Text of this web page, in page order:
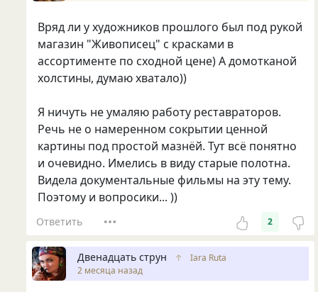
Вряд ли у художников прошлого был под рукой
магазин "Живописец" с красками в
ассортименте по сходной цене) А домотканой
холстины, думаю хватало))
Я ничуть не умаляю работу реставраторов.
Речь не о намеренном сокрытии ценной
картины под простой мазнёй. Тут всё понятно
и очевидно. Имелись в виду старые полотна.
Видела документальные фильмы на эту тему.
Поэтому и вопросики... ))
Ответить 2
Двенадцать струн ↑
Iara Ruta
2 месяца назад